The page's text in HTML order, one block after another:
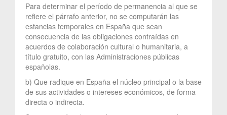
Para determinar el período de permanencia al que se
refiere el párrafo anterior, no se computarán las
estancias temporales en España que sean
consecuencia de las obligaciones contraídas en
acuerdos de colaboración cultural o humanitaria, a
título gratuito, con las Administraciones públicas
españolas.
b) Que radique en España el núcleo principal o la base
de sus actividades o intereses económicos, de forma
directa o indirecta.